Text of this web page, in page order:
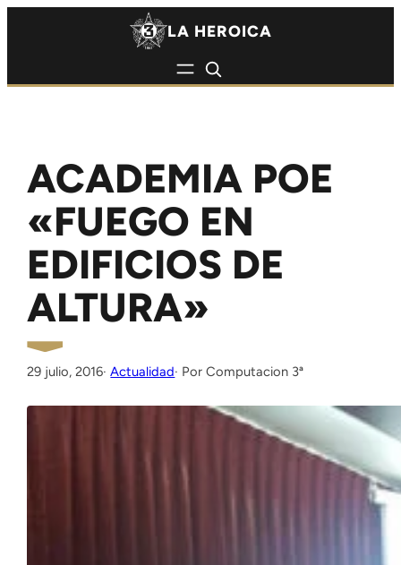
LA HEROICA
ACADEMIA POE
«FUEGO EN
EDIFICIOS DE
ALTURA»
29 julio, 2016·Actualidad Computacion 3ª